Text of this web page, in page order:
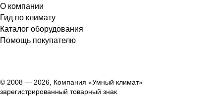
О компании
Гид по климату
Каталог оборудования
Помощь покупателю
© 2008 — 2026, Компания «Умный климат»
зарегистрированный товарный знак